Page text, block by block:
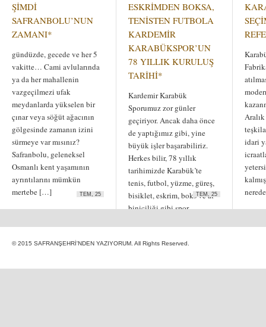
ŞİMDİ
SAFRANBOLU’NUN
ZAMANI*
gündüzde, gecede ve her 5
vakitte… Cami avlularında
ya da her mahallenin
vazgeçilmezi ufak
meydanlarda yükselen bir
çınar veya söğüt ağacının
gölgesinde zamanın izini
sürmeye var mısınız?
Safranbolu, geleneksel
Osmanlı kent yaşamının
ayrıntılarını mümkün
mertebe […]
TEM, 25
ESKRİMDEN BOKSA,
TENİSTEN FUTBOLA
KARDEMİR
KARABÜKSPOR’UN
78 YILLIK KURULUŞ
TARİHİ*
Kardemir Karabük
Sporumuz zor günler
geçiriyor. Ancak daha önce
de yaptığımız gibi, yine
büyük işler başarabiliriz.
Herkes bilir, 78 yıllık
tarihimizde Karabük’te
tenis, futbol, yüzme, güreş,
bisiklet, eskrim, boks ve at
biniciliği gibi spor
TEM, 25
idari
© 2015 SAFRANŞEHRİ'NDEN YAZIYORUM. All Rights Reserved.